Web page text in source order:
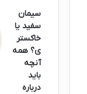
سیمان
سفید یا
خاکستر
ی؟ همه
آنچه
باید
درباره